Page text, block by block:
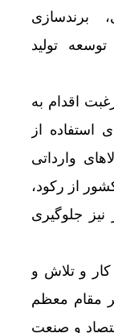
برندسازی
تولید
اقدام به
استفاده از
وارداتی
از رکود،
جلوگیری
کار و تلاش و
مقام معظم
و صنعت